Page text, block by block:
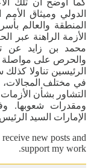
كما أوضح أن تلك
الدولي وميثاق
المنطقة والعالم
الأزمة الراهنة عبر
محمد بن زايد عن
والحرص على مواصلة
الرئيسين تناولا
في مختلف المجالات،
التشاور بشأن
ومقدرات شعوبها.
الإمارات السيد
new posts and
support my work.